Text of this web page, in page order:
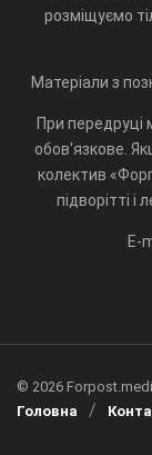
розміщуємо
Матеріали з
При передруці
обов'язкове.
колектив
підворітті
E-
© 2026
Головна